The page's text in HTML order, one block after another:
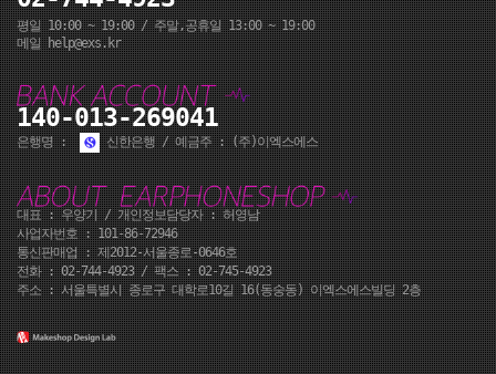
평일 10:00 ~ 19:00 / 주말,공휴일 13:00 ~ 19:00
메일 help@exs.kr
140-013-269041
은행명 : 신한은행 / 예금주 : (주)이엑스에스
대표 : 우양기 / 개인정보담당자 : 허영남
사업자번호 : 101-86-72946
통신판매업 : 제2012-서울종로-0646호
전화 :02-744-4923/ 팩스 : 02-745-4923
주소 : 서울특별시 종로구 대학로10길 16(동숭동) 이엑스에스빌딩 2층